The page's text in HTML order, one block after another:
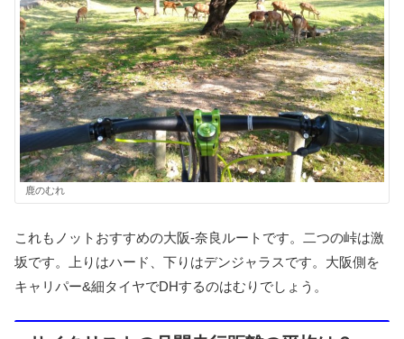
鹿のむれ
これもノットおすすめの大阪-奈良ルートです。二つの峠は激
坂です。上りはハード、下りはデンジャラスです。大阪側を
キャリパー&細タイヤでDHするのはむりでしょう。